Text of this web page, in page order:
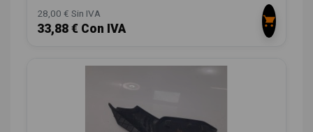
28,00 € Sin IVA
33,88 € Con IVA